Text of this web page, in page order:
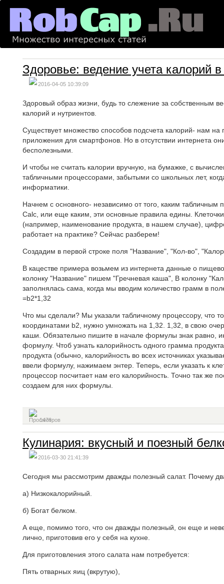
Здоровье: ведение учета калорий
2016-04-05 10:39:09
Здоровый образ жизни, будь то слежение за собственным
калорий и нутриентов.
Существует множество способов подсчета калорий- нам
приложения для смартфонов. Но в отсутствии интернета
бесполезными.
И чтобы не считать калории вручную, на бумажке, с
табличными процессорами, забытыми со школьных лет,
информатики.
Начнем с основного- независимо от того, каким табличным
Calc, или еще каким, эти основные правила едины.
(например, наименование продукта, в нашем случае),
работает на практике? Сейчас разберем!
Создадим в первой строке поля "Название", "Кол-во",
В кацестве примера возьмем из интернета данные о
колонку "Название" пишем "Гречневая каша", В колонку
заполнялась сама, когда мы вводим количество грамм в
=b2*1,32
Что мы сделали? Мы указали табличному процессору, что
координатами b2, нужно умножать на 1,32. 1,32, в свою
каши. Обязательно пишите в начале формулы знак равно,
формулу. Чтоб узнать калорийность одного грамма
продукта (обычно, калорийность во всех источниках
ввели формулу, нажимаем энтер. Теперь, если указать к
процессор посчитает нам его калорийность. Точно так же
создаем для них формулы.
1476
Кулинария: вкусный и поезный
2016-03-30 21:41:39
Сегодня мы рассмотрим дважды полезный салат. Почему
а) Низкокалорийный.
б) Богат белком.
А еще, помимо того, что он дважды полезный, он еще и
лично, приготовив его у себя на кухне.
Для приготовления этого салата нам потребуется:
Пять отварных яиц (вкрутую),